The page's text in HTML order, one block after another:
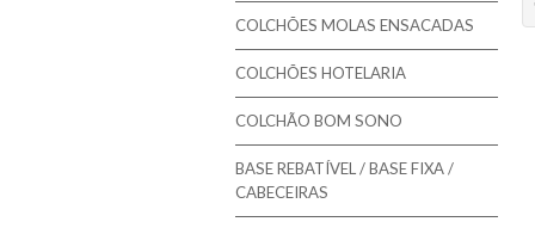
Bestbed - Colchões
Artiflex - Colchões
Colchões para Bebé
COLCHÕES MOLAS ENSACADAS
COLCHÕES HOTELARIA
COLCHÃO BOM SONO
BASE REBATÍVEL / BASE FIXA /
CABECEIRAS